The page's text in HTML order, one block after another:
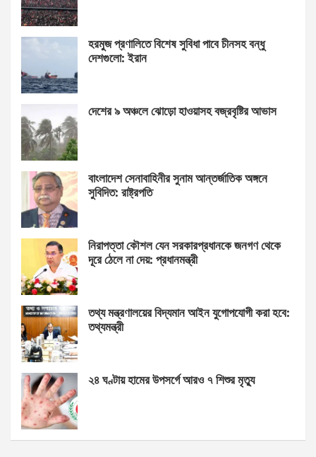
হরমুজ প্রণালিতে বিশেষ সুবিধা পাবে চীনসহ বন্ধু
দেশগুলো: ইরান
দেশের ৯ অঞ্চলে ঝোড়ো হাওয়াসহ বজ্রবৃষ্টির আভাস
বাংলাদেশ সেনাবাহিনীর সুনাম আন্তর্জাতিক অঙ্গনে
সুবিদিত: রাষ্ট্রপতি
নিরাপত্তা কৌশল যেন সরকারপ্রধানকে জনগণ থেকে
দূরে ঠেলে না দেয়: প্রধানমন্ত্রী
তথ্য মন্ত্রণালয়ের বিদ্যমান আইন যুগোপযোগী করা হবে:
তথ্যমন্ত্রী
২৪ ঘণ্টায় হামের উপসর্গে আরও ৭ শিশুর মৃত্যু